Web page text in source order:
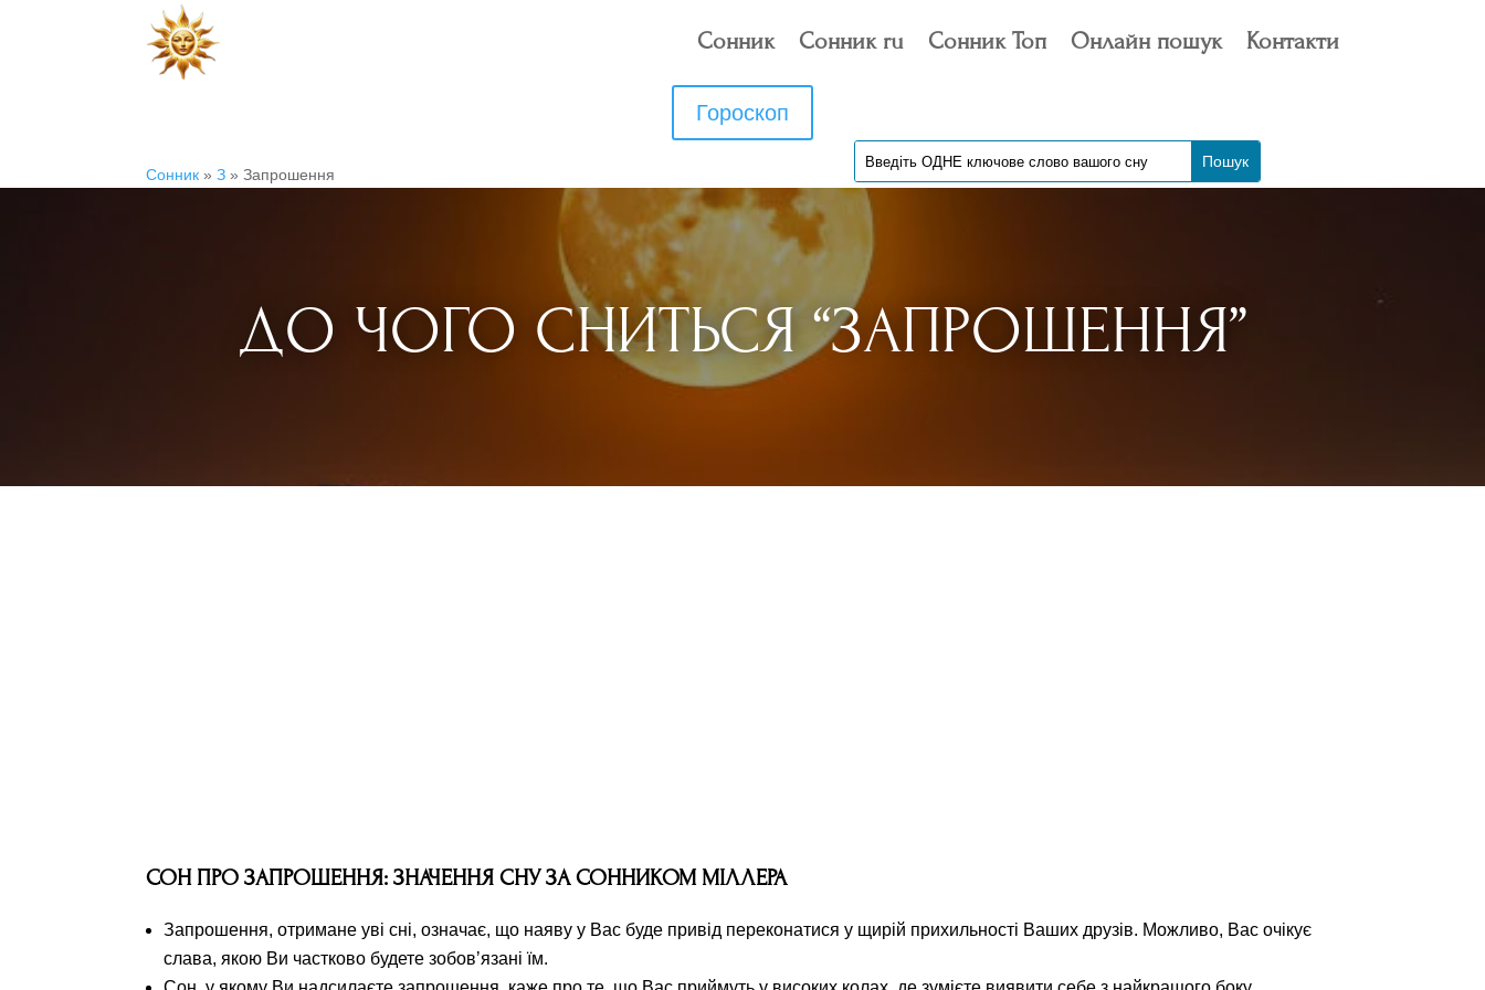
Сонник Сонник ru Сонник Топ Онлайн пошук Контакти
Гороскоп
Сонник » З » Запрошення
ДО ЧОГО СНИТЬСЯ “ЗАПРОШЕННЯ”
СОН ПРО ЗАПРОШЕННЯ: ЗНАЧЕННЯ СНУ ЗА СОННИКОМ МІЛЛЕРА
Запрошення, отримане уві сні, означає, що наяву у Вас буде привід переконатися у щирій прихильності Ваших друзів. Можливо, Вас очікує
слава, якою Ви частково будете зобовʼязані їм.